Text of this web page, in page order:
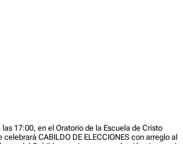
17:00, en el Oratorio de la Escuela de Cristo
CABILDO DE ELECCIONES con arreglo al